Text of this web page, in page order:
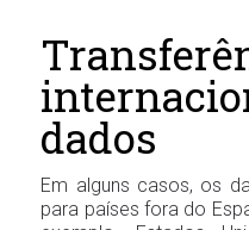
dados
Em alguns casos, os
para países fora do